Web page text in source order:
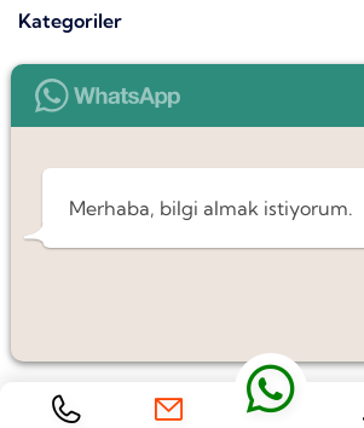
Kategoriler
E-Bülten
Fındıkzade İşitme Cihazları
Merhaba, bilgi almak istiyorum.